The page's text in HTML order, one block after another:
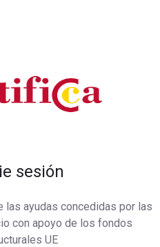
sesión
las ayudas concedidas por las
con apoyo de los fondos
UE